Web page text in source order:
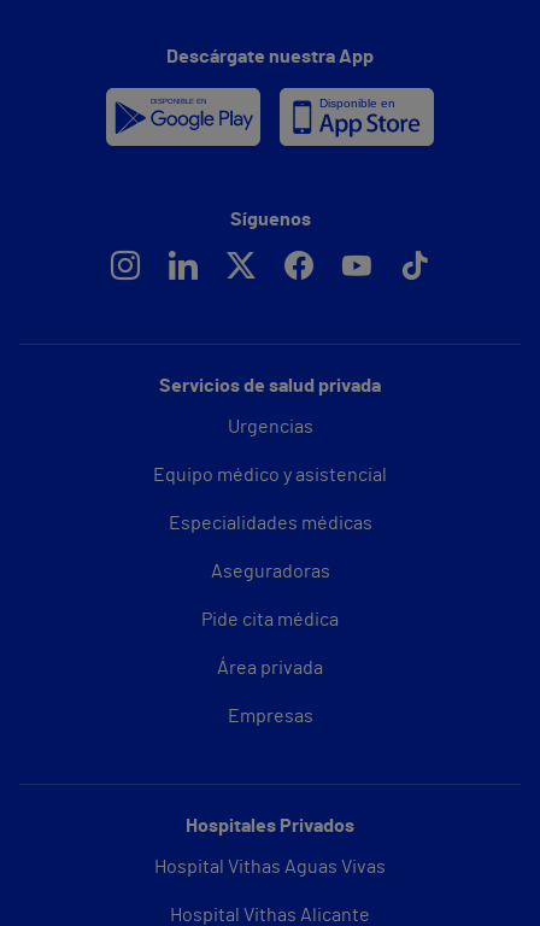
Servicios de salud privada
Urgencias
Equipo médico y asistencial
Especialidades médicas
Aseguradoras
Pide cita médica
Área privada
Empresas
Hospitales Privados
Hospital Vithas Aguas Vivas
Hospital Vithas Alicante
Descárgate nuestra App
Síguenos